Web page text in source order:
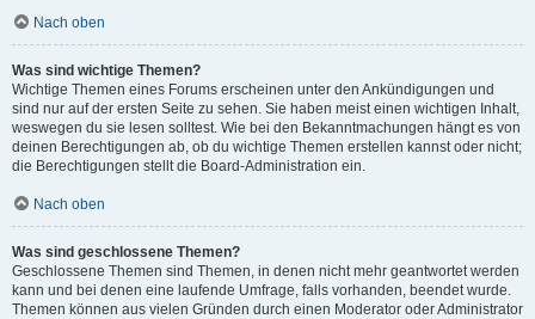
Nach oben
Was sind wichtige Themen?
Wichtige Themen eines Forums erscheinen unter den Ankündigungen und
sind nur auf der ersten Seite zu sehen. Sie haben meist einen wichtigen Inhalt,
weswegen du sie lesen solltest. Wie bei den Bekanntmachungen hängt es von
deinen Berechtigungen ab, ob du wichtige Themen erstellen kannst oder nicht;
die Berechtigungen stellt die Board-Administration ein.
Nach oben
Was sind geschlossene Themen?
Geschlossene Themen sind Themen, in denen nicht mehr geantwortet werden
kann und bei denen eine laufende Umfrage, falls vorhanden, beendet wurde.
Themen können aus vielen Gründen durch einen Moderator oder Administrator